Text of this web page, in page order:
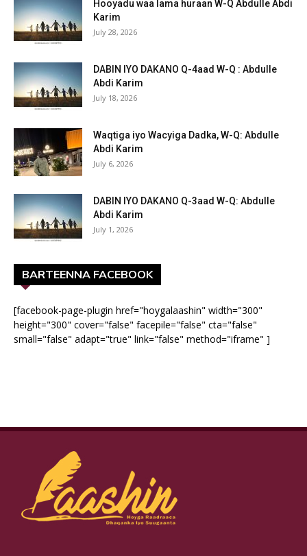
Hooyadu waa lama huraan W-Q Abdulle Abdi
Karim
July 28, 2026
DABIN IYO DAKANO Q-4aad W-Q : Abdulle
Abdi Karim
July 18, 2026
Waqtiga iyo Wacyiga Dadka, W-Q: Abdulle
Abdi Karim
July 6, 2026
DABIN IYO DAKANO Q-3aad W-Q: Abdulle
Abdi Karim
July 1, 2026
BARTEENNA FACEBOOK
[facebook-page-plugin href="hoygalaashin" width="300"
height="300" cover="false" facepile="false" cta="false"
small="false" adapt="true" link="false" method="iframe" ]